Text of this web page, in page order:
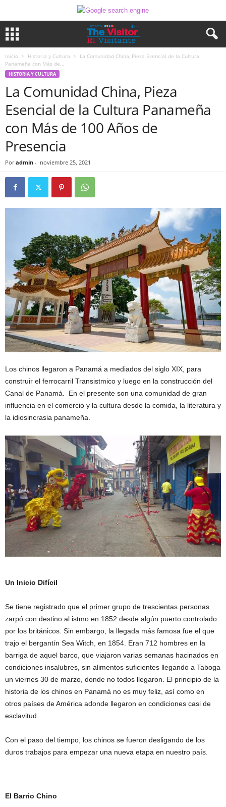
Inicio Historia y Cultura
La Comunidad China, Pieza Esencial de la Cultura
Panameña con Más de...
HISTORIA Y CULTURA
La Comunidad China, Pieza
Esencial de la Cultura Panameña
con Más de 100 Años de
Presencia
Por admin - noviembre 25, 2021
Los chinos llegaron a Panamá a mediados del siglo XIX, para
construir el ferrocarril Transistmico y luego en la construcción del
Canal de Panamá. En el presente son una comunidad de gran
influencia en el comercio y la cultura desde la comida, la literatura y
la idiosincrasia panameña.
Un Inicio Difícil
Se tiene registrado que el primer grupo de trescientas personas
zarpó con destino al istmo en 1852 desde algún puerto controlado
por los británicos. Sin embargo, la llegada más famosa fue el que
trajo el bergantín Sea Witch, en 1854. Eran 712 hombres en la
barriga de aquel barco, que viajaron varias semanas hacinados en
condiciones insalubres, sin alimentos suficientes llegando a Taboga
un viernes 30 de marzo, donde no todos llegaron. El principio de la
historia de los chinos en Panamá no es muy feliz, así como en
otros países de América adonde llegaron en condiciones casi de
esclavitud.
Con el paso del tiempo, los chinos se fueron desligando de los
duros trabajos para empezar una nueva etapa en nuestro país.
El Barrio Chino